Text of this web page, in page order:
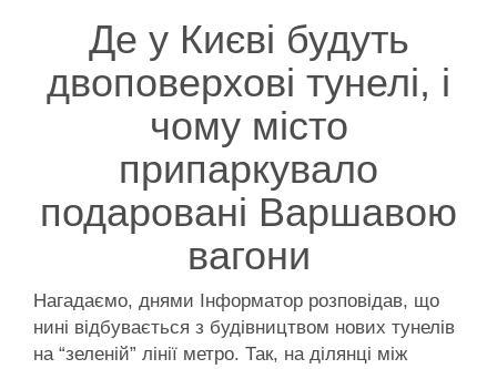
Де у Києві будуть
двоповерхові тунелі, і
чому місто
припаркувало
подаровані Варшавою
вагони
Нагадаємо, днями Інформатор розповідав, що
нині відбувається з будівництвом нових тунелів
на “зеленій” лінії метро. Так, на ділянці між